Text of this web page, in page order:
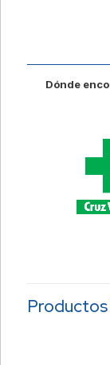
Dónde
Productos